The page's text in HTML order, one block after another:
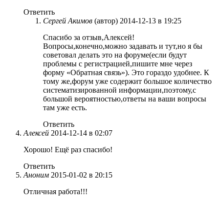
Ответить
Сергей Акимов (автор) 2014-12-13 в 19:25
Спасибо за отзыв,Алексей!
Вопросы,конечно,можно задавать и тут,но я бы
советовал делать это на форуме(если будут
проблемы с регистрацией,пишите мне через
форму «Обратная связь»). Это гораздо удобнее. К
тому же,форум уже содержит большое количество
систематизированной информации,поэтому,с
большой вероятностью,ответы на ваши вопросы
там уже есть.
Ответить
Алексей 2014-12-14 в 02:07
Хорошо! Ещё раз спасибо!
Ответить
Аноним 2015-01-02 в 20:15
Отличная работа!!!